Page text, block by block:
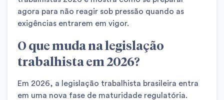
agora para não reagir sob pressão quando as
exigências entrarem em vigor.
O que muda na legislação
trabalhista em 2026?
Em 2026, a legislação trabalhista brasileira entra
em uma nova fase de maturidade regulatória.